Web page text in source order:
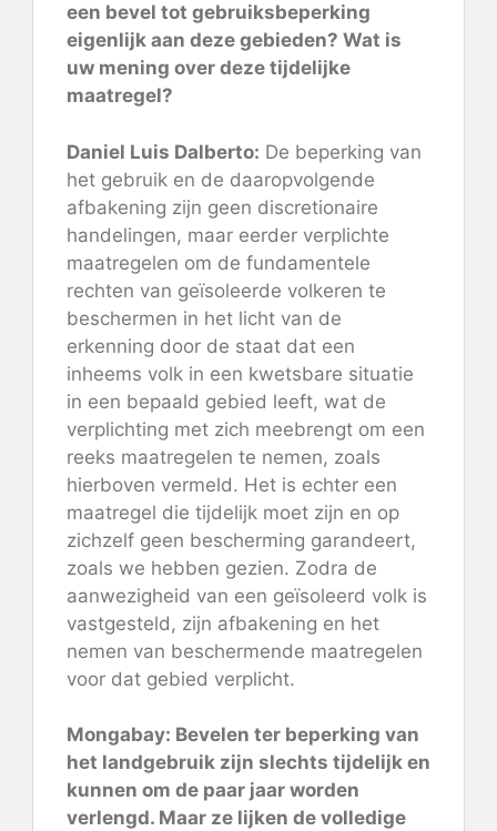
een bevel tot gebruiksbeperking
eigenlijk aan deze gebieden? Wat is
uw mening over deze tijdelijke
maatregel?
Daniel Luis Dalberto: De beperking van
het gebruik en de daaropvolgende
afbakening zijn geen discretionaire
handelingen, maar eerder verplichte
maatregelen om de fundamentele
rechten van geïsoleerde volkeren te
beschermen in het licht van de
erkenning door de staat dat een
inheems volk in een kwetsbare situatie
in een bepaald gebied leeft, wat de
verplichting met zich meebrengt om een ​​
reeks maatregelen te nemen, zoals
hierboven vermeld. Het is echter een
maatregel die tijdelijk moet zijn en op
zichzelf geen bescherming garandeert,
zoals we hebben gezien. Zodra de
aanwezigheid van een geïsoleerd volk is
vastgesteld, zijn afbakening en het
nemen van beschermende maatregelen
voor dat gebied verplicht.
Mongabay: Bevelen ter beperking van
het landgebruik zijn slechts tijdelijk en
kunnen om de paar jaar worden
verlengd. Maar ze lijken de volledige